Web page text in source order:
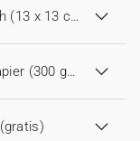
Klappkarte quadratisch (13 x 13 cm)
Klassisches glattes Papier (300 g/m²)
(gratis)